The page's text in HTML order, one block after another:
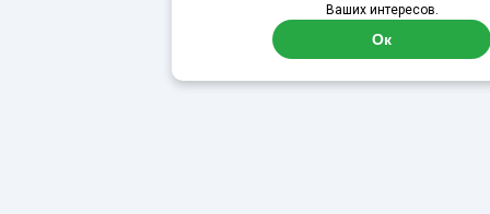
Ваших интересов.
Ок